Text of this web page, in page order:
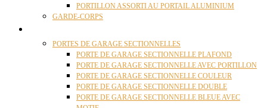
PORTILLON ASSORTI AU PORTAIL ALUMINIUM
GARDE-CORPS
PORTES DE GARAGE SECTIONNELLES
PORTE DE GARAGE SECTIONNELLE PLAFOND
PORTE DE GARAGE SECTIONNELLE AVEC PORTILLON
PORTE DE GARAGE SECTIONNELLE COULEUR
PORTE DE GARAGE SECTIONNELLE DOUBLE
PORTE DE GARAGE SECTIONNELLE BLEUE AVEC